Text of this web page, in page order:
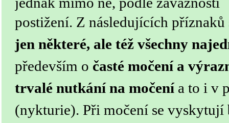
postižení. Z následujících příznaků
jen některé, ale též všechny
především o časté močení a
trvalé nutkání na močenía to i v
(nykturie). Při močení se vyskytují